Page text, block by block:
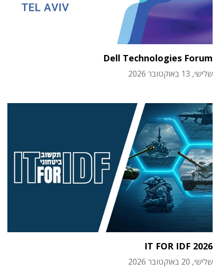
Dell Technologies Forum
שלישי, 13 באוקטובר 2026
IT FOR IDF 2026
שלישי, 20 באוקטובר 2026